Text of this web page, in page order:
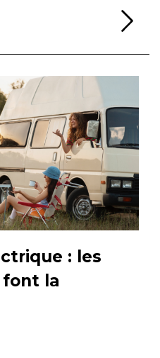
: les
font la